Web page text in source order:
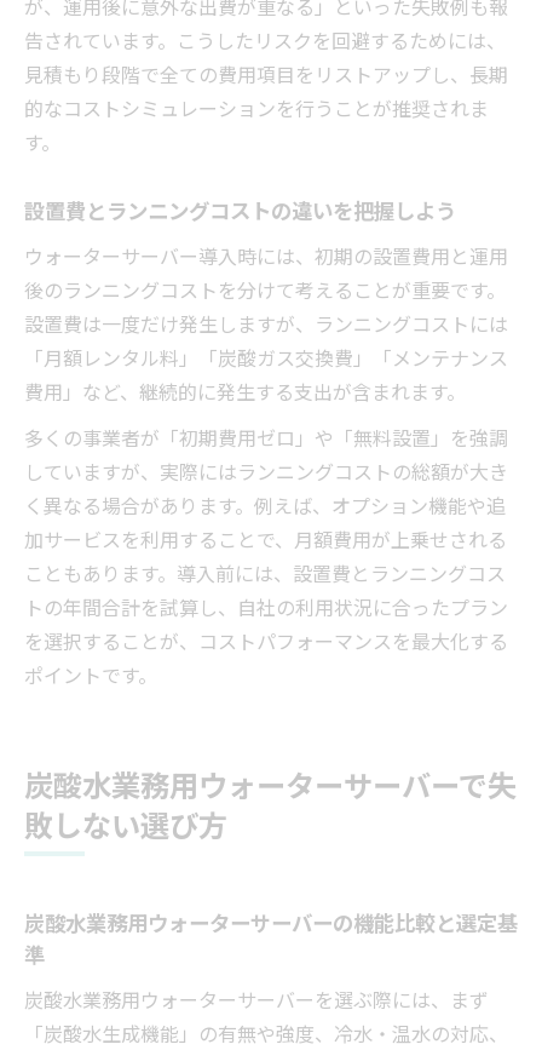
ーバーの選定術
告されています。こうしたリスクを回避するためには、
見積もり段階で全ての費用項目をリストアップし、長期
的なコストシミュレーションを行うことが推奨されま
す。
設置費とランニングコストの違いを把握しよう
ウォーターサーバー導入時には、初期の設置費用と運用
後のランニングコストを分けて考えることが重要です。
設置費は一度だけ発生しますが、ランニングコストには
「月額レンタル料」「炭酸ガス交換費」「メンテナンス
費用」など、継続的に発生する支出が含まれます。
多くの事業者が「初期費用ゼロ」や「無料設置」を強調
していますが、実際にはランニングコストの総額が大き
く異なる場合があります。例えば、オプション機能や追
加サービスを利用することで、月額費用が上乗せされる
こともあります。導入前には、設置費とランニングコス
トの年間合計を試算し、自社の利用状況に合ったプラン
を選択することが、コストパフォーマンスを最大化する
ポイントです。
炭酸水業務用ウォーターサーバーで失
敗しない選び方
炭酸水業務用ウォーターサーバーの機能比較と選定基
準
炭酸水業務用ウォーターサーバーを選ぶ際には、まず
「炭酸水生成機能」の有無や強度、冷水・温水の対応、